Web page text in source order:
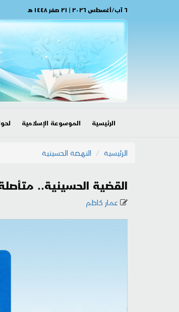
٦ آب/أغسطس ٢٠٢٦ | ٢١ صفر ١٤٤٨ هـ
الرئيسية الموسوعة الإسلامية
الرئيسية النهضة الحسينية
القضية الحسينية..
عمار كاظم